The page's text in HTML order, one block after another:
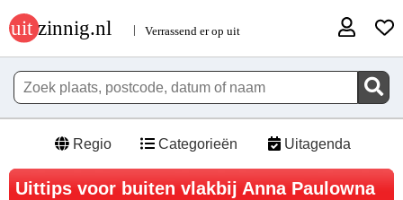
Regio Categorieën Uitagenda
Uittips voor buiten vlakbij Anna Paulowna